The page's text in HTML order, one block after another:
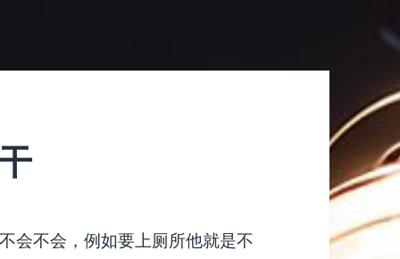
会不会，例如要上厕所他就是不